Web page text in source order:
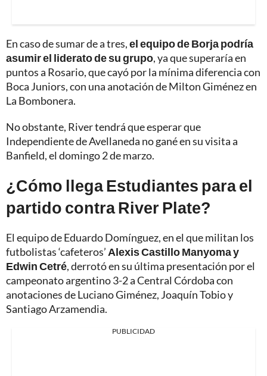
En caso de sumar de a tres,el equipo de Borja podría
asumir el liderato de su grupo, ya que superaría en
puntos a Rosario, que cayó por la mínima diferencia con
Boca Juniors, con una anotación de Milton Giménez en
La Bombonera.
No obstante, River tendrá que esperar que
Independiente de Avellaneda no gané en su visita a
Banfield, el domingo 2 de marzo.
¿Cómo llega Estudiantes para el
partido contra River Plate?
El equipo de Eduardo Domínguez, en el que militan los
futbolistas ‘cafeteros’ Alexis Castillo Manyoma y
Edwin Cetré, derrotó en su última presentación por el
campeonato argentino 3-2 a Central Córdoba con
anotaciones de Luciano Giménez, Joaquín Tobio y
Santiago Arzamendia.
PUBLICIDAD